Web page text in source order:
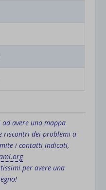
avere una mappa
riscontri dei problemi a
i contatti indicati,
per avere una